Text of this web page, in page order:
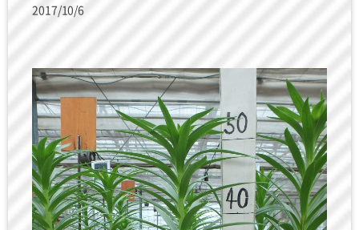
2017/10/6